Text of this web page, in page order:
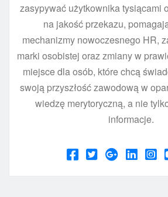
zasypywać użytkownika tysiącami
na jakość przekazu,
mechanizmy nowoczesnego HR,
marki osobistej oraz zmiany w
miejsce dla osób, które chcą
swoją przyszłość zawodową w
wiedzę merytoryczną, a nie
informacje.